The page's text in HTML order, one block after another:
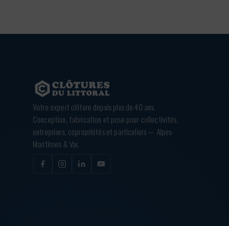
Votre expert clôture depuis plus de 40 ans.
Conception, fabrication et pose pour collectivités,
entreprises, copropriétés et particuliers — Alpes-
Maritimes & Var.